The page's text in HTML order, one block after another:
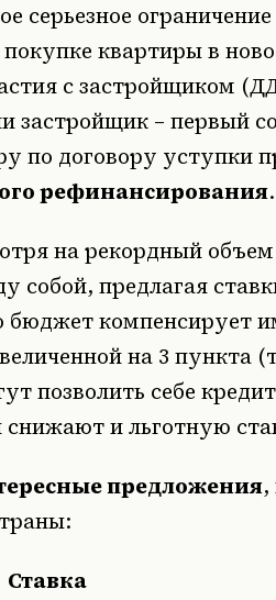
серьезное
покупке квартиры в
с застройщиком
застройщик – первый
по договору уступки
рефинансирования.
на рекордный
собой, предлагая
бюджет компенсирует
на 3 пункта
позволить себе
и льготную
предложения,
Ставка